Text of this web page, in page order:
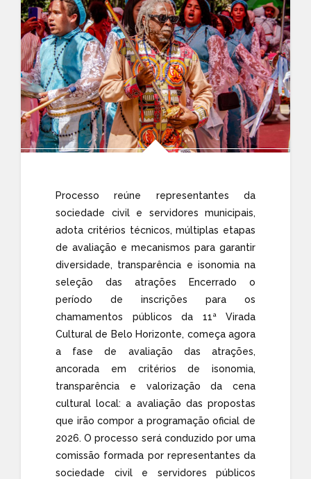
Processo reúne representantes da
sociedade civil e servidores municipais,
adota critérios técnicos, múltiplas etapas
de avaliação e mecanismos para garantir
diversidade, transparência e isonomia na
seleção das atrações Encerrado o
período de inscrições para os
chamamentos públicos da 11ª Virada
Cultural de Belo Horizonte, começa agora
a fase de avaliação das atrações,
ancorada em critérios de isonomia,
transparência e valorização da cena
cultural local: a avaliação das propostas
que irão compor a programação oficial de
2026. O processo será conduzido por uma
comissão formada por representantes da
sociedade civil e servidores públicos